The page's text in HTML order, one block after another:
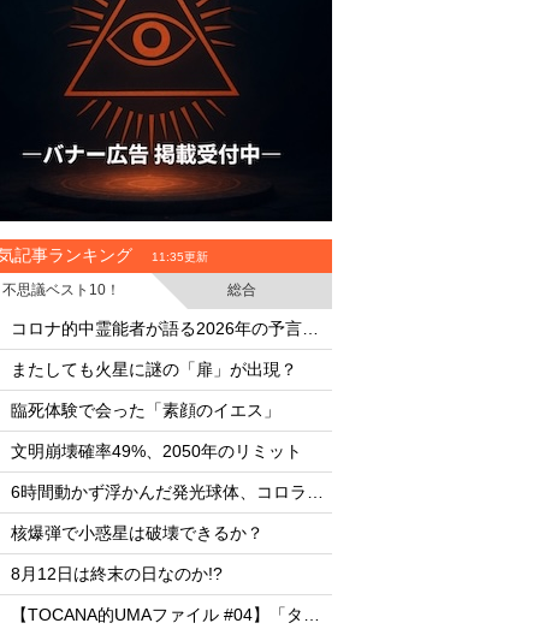
記事ランキング 11:35更新
不思議ベスト10！
総合
・
・
またしても火星に謎の「扉」が出現？
・
臨死体験で会った「素顔のイエス」
・
文明崩壊確率49%、2050年のリミット
・
・
核爆弾で小惑星は破壊できるか？
・
8月12日は終末の日なのか!?
・